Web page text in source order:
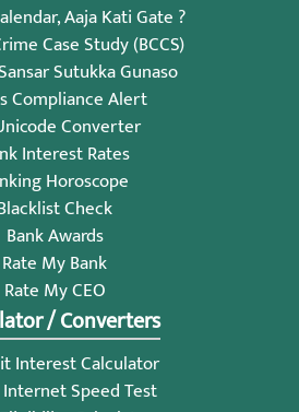
Aaja Kati Gate ?
Case Study (BCCS)
Sutukka Gunaso
Compliance Alert
Converter
Interest Rates
Horoscope
Check
Bank Awards
Rate My Bank
Rate My CEO
/ Converters
Interest Calculator
Speed Test